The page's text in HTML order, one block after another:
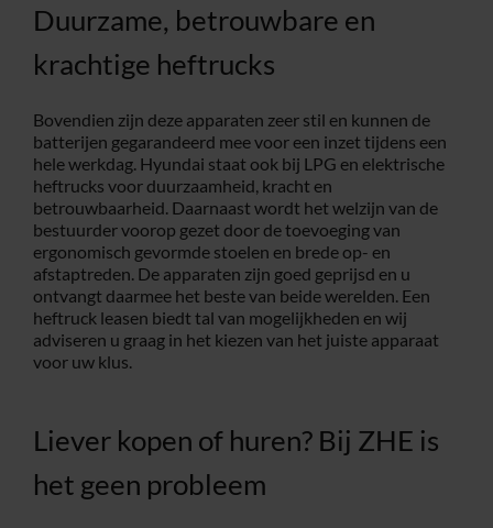
Duurzame, betrouwbare en
krachtige heftrucks
Bovendien zijn deze apparaten zeer stil en kunnen de
batterijen gegarandeerd mee voor een inzet tijdens een
hele werkdag. Hyundai staat ook bij LPG en elektrische
heftrucks voor duurzaamheid, kracht en
betrouwbaarheid. Daarnaast wordt het welzijn van de
bestuurder voorop gezet door de toevoeging van
ergonomisch gevormde stoelen en brede op- en
afstaptreden. De apparaten zijn goed geprijsd en u
ontvangt daarmee het beste van beide werelden. Een
heftruck leasen biedt tal van mogelijkheden en wij
adviseren u graag in het kiezen van het juiste apparaat
voor uw klus.
Liever kopen of huren? Bij ZHE is
het geen probleem